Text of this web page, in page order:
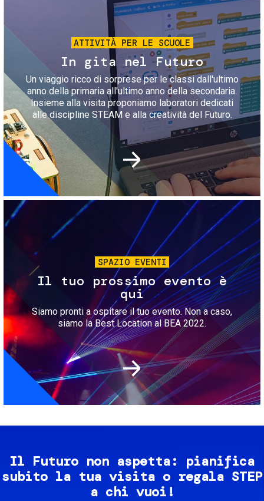
ATTIVITÀ PER LE SCUOLE
In gita nel Futuro
Un viaggio ricco di sorprese per le classi dall'ultimo
anno della primaria all'ultimo anno della secondaria.
Insieme alla visita proponiamo laboratori dedicati
alle discipline STEAM e alla creatività del Futuro.
Immagine
SPAZIO EVENTI
Il tuo prossimo evento è
qui
Siamo pronti a ospitare il tuo evento. Non a caso,
siamo la Best Location al BEA 2022.
Il Futuro non aspetta: pianifica
subito la tua visita o regala STEP
a chi vuoi!